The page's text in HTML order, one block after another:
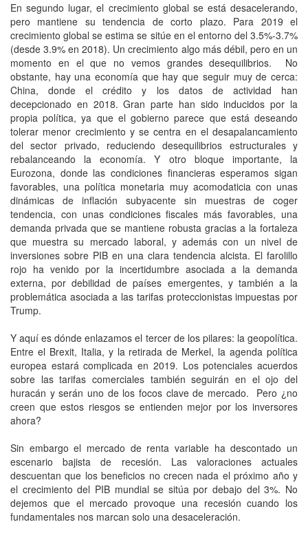
En segundo lugar, el crecimiento global se está desacelerando,
pero mantiene su tendencia de corto plazo. Para 2019 el
crecimiento global se estima se sitúe en el entorno del 3.5%-3.7%
(desde 3.9% en 2018). Un crecimiento algo más débil, pero en un
momento en el que no vemos grandes desequilibrios. No
obstante, hay una economía que hay que seguir muy de cerca:
China, donde el crédito y los datos de actividad han
decepcionado en 2018. Gran parte han sido inducidos por la
propia política, ya que el gobierno parece que está deseando
tolerar menor crecimiento y se centra en el desapalancamiento
del sector privado, reduciendo desequilibrios estructurales y
rebalanceando la economía. Y otro bloque importante, la
Eurozona, donde las condiciones financieras esperamos sigan
favorables, una política monetaria muy acomodaticia con unas
dinámicas de inflación subyacente sin muestras de coger
tendencia, con unas condiciones fiscales más favorables, una
demanda privada que se mantiene robusta gracias a la fortaleza
que muestra su mercado laboral, y además con un nivel de
inversiones sobre PIB en una clara tendencia alcista. El farolillo
rojo ha venido por la incertidumbre asociada a la demanda
externa, por debilidad de países emergentes, y también a la
problemática asociada a las tarifas proteccionistas impuestas por
Trump.
Y aquí es dónde enlazamos el tercer de los pilares: la geopolítica.
Entre el Brexit, Italia, y la retirada de Merkel, la agenda política
europea estará complicada en 2019. Los potenciales acuerdos
sobre las tarifas comerciales también seguirán en el ojo del
huracán y serán uno de los focos clave de mercado. Pero ¿no
creen que estos riesgos se entienden mejor por los inversores
ahora?
Sin embargo el mercado de renta variable ha descontado un
escenario bajista de recesión. Las valoraciones actuales
descuentan que los beneficios no crecen nada el próximo año y
el crecimiento del PIB mundial se sitúa por debajo del 3%. No
dejemos que el mercado provoque una recesión cuando los
fundamentales nos marcan solo una desaceleración.